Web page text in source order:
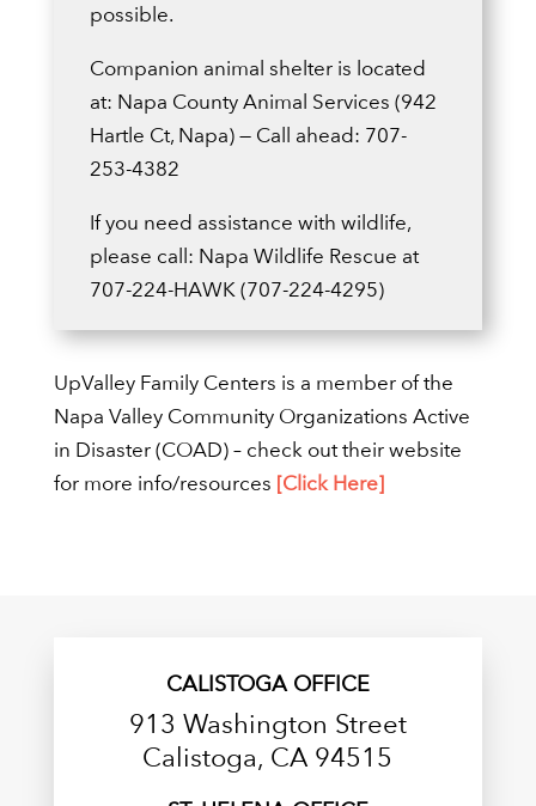
possible.
Companion animal shelter is located
at: Napa County Animal Services (942
Hartle Ct, Napa) — Call ahead: 707-
253-4382
If you need assistance with wildlife,
please call: Napa Wildlife Rescue at
707-224-HAWK (707-224-4295)
UpValley Family Centers is a member of the
Napa Valley Community Organizations Active
in Disaster (COAD) – check out their website
for more info/resources [Click Here]
CALISTOGA OFFICE
913 Washington Street
Calistoga, CA 94515